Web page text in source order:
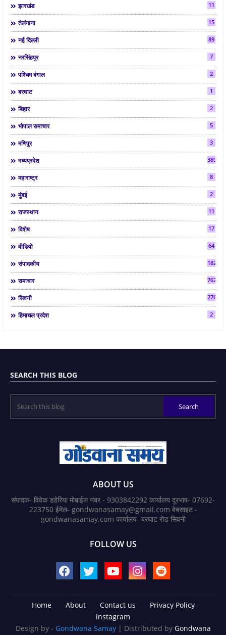
झारखंड 11
तेलंगाना 15
नई दिल्ली 89
नरसिंहपुर 7
पश्चिम बंगाल 2
बरघाट 1
बिहार 2
भोपाल समाचार 5
मणिपुर 3
मध्यप्रदेश 3892
महाराष्ट्र 8
मुंबई 2
राजस्थान 11
विशेष 17
वीडियो 64
संपादकीय 182
समाचार 7624
सिवनी 2763
हिमाचल प्रदेश 2
SEARCH THIS BLOG
ABOUT US
संपादक- विवेक डहेरिया मोबाईल नंबर - 9303842292 कार्यालय दूरभाष- 07692-
223750 ईमेल- gondwanasamay@gmail.com वेबसाइट -
gondwanasamay.com कार्यालय- बरघाट रोड सिवनी
FOLLOW US
Home About Contact us
Privacy Policy
instagram
Design by - Gondwana Samay | Distributed by Gondwana